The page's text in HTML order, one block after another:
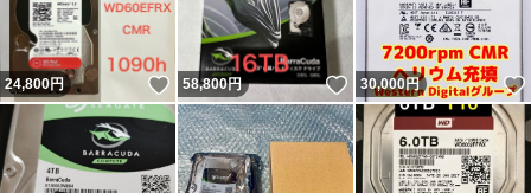
24,800円 いいね！
58,800円 いいね！
30,000円